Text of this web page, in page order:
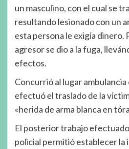
un masculino, con el cual se
resultando lesionado con un
esta persona le exigía
agresor se dio a la fuga,
efectos.
Concurrió al lugar ambulancia
efectuó el traslado de la
«herida de arma blanca en
El posterior trabajo
policial permitió establecer la